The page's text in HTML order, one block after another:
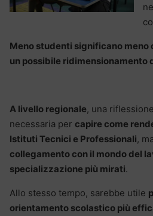
Meno studenti significano meno
un possibile ridimensionamento
A livello regionale, una
necessaria per capire come
Istituti Tecnici e Professionali,
collegamento con il mondo del
specializzazione più mirati.
Allo stesso tempo, sarebbe utile
orientamento scolastico più